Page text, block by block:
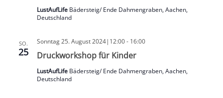
LustAufLife Bädersteig/ Ende Dahmengraben, Aachen,
Deutschland
SO.
25 Druckworkshop für Kinder
Sonntag 25. August 2024|12:00- 16:00
LustAufLife Bädersteig/ Ende Dahmengraben, Aachen,
Deutschland